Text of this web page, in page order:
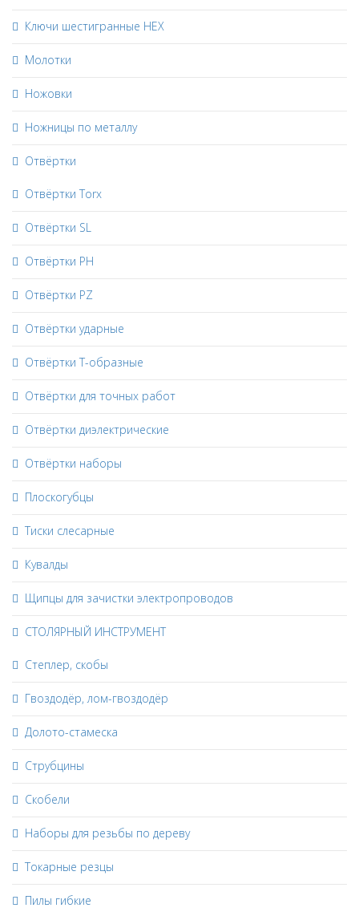
Ключи шестигранные HEX
Молотки
Ножовки
Ножницы по металлу
Отвёртки
Отвёртки Torx
Отвёртки SL
Отвёртки PH
Отвёртки PZ
Отвёртки ударные
Отвёртки Т-образные
Отвёртки для точных работ
Отвёртки диэлектрические
Отвёртки наборы
Плоскогубцы
Тиски слесарные
Кувалды
Щипцы для зачистки электропроводов
СТОЛЯРНЫЙ ИНСТРУМЕНТ
Степлер, скобы
Гвоздодёр, лом-гвоздодёр
Долото-стамеска
Струбцины
Скобели
Наборы для резьбы по дереву
Токарные резцы
Пилы гибкие